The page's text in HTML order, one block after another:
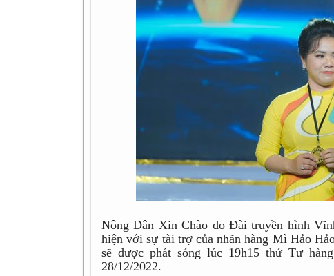
Nông Dân Xin Chào do Đài truyền hình
hiện với sự tài trợ của nhãn hàng Mì Hảo
sẽ được phát sóng lúc 19h15 thứ Tư
28/12/2022.